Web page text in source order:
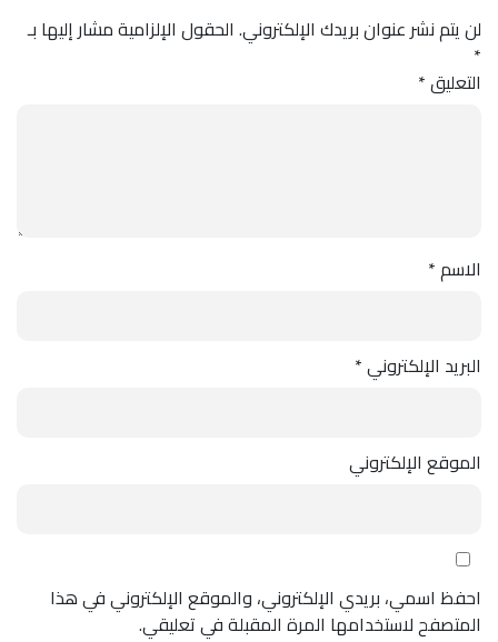
لن يتم نشر عنوان بريدك الإلكتروني. الحقول الإلزامية مشار إليها بـ
*
التعليق*
الاسم*
البريد الإلكتروني*
الموقع الإلكتروني
احفظ اسمي، بريدي الإلكتروني، والموقع الإلكتروني في هذا
المتصفح لاستخدامها المرة المقبلة في تعليقي.